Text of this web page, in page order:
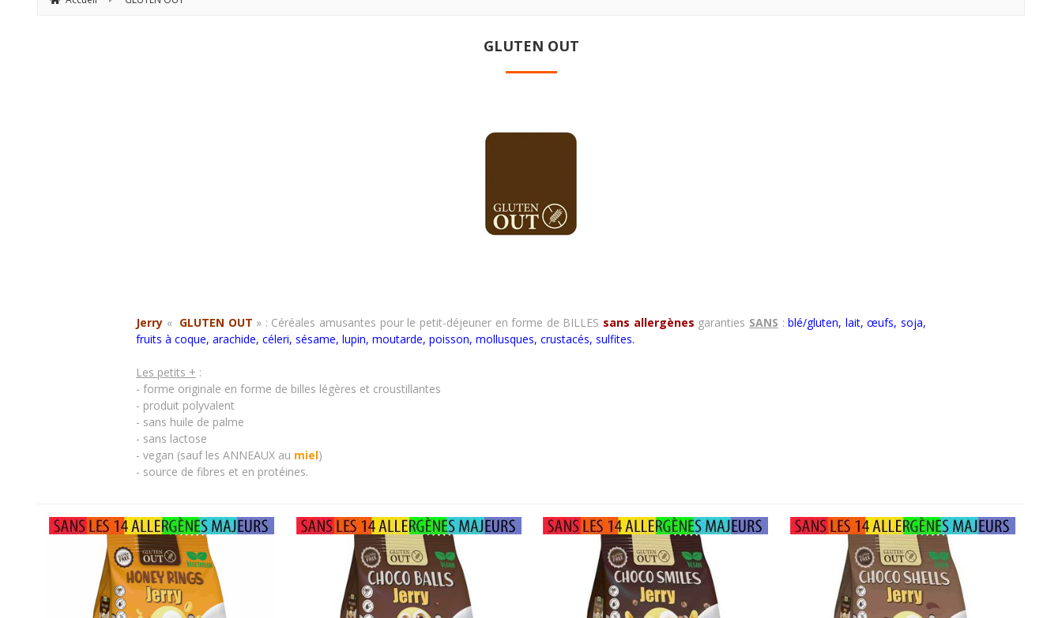
GLUTEN OUT
Jerry «GLUTEN OUT » : Céréales amusantes pour le petit-déjeuner en forme de BILLES sans allergènes garanties SANS :blé/gluten, lait, œufs, soja,
fruits à coque, arachide, céleri, sésame, lupin, moutarde, poisson, mollusques, crustacés, sulfites.
Les petits + :
- forme originale en forme de billes légères et croustillantes
- produit polyvalent
- sans huile de palme
- sans lactose
- vegan (sauf les ANNEAUX au miel)
- source de fibres et en protéines.